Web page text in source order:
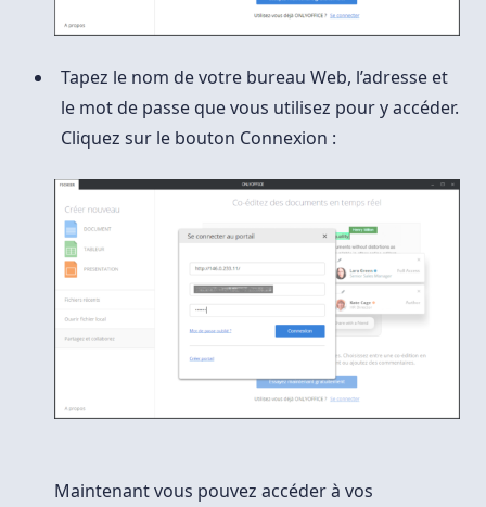
Tapez le nom de votre bureau Web, l’adresse et
le mot de passe que vous utilisez pour y accéder.
Cliquez sur le bouton Connexion :
Maintenant vous pouvez accéder à vos